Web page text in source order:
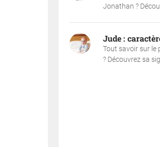
Jonathan ?
Jude :
Tout savoir sur le
? Découvrez sa